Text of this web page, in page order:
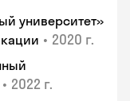
университет»
• 2020 г.
• 2022 г.